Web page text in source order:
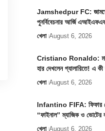
Jamshedpur FC:
পুনর্বিবেচনার আর্জি
খেলা August 6, 2026
Cristiano Ronaldo:
হার দেখলেন গ্যালারিতে! এ
খেলা August 6, 2026
Infantino FIFA: ফিফার
“ফাইনাল” ম্যাজিক ও ভোটের
খেলা August 6, 2026